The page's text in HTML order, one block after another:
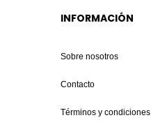
INFORMACIÓN
Sobre nosotros
Contacto
Términos y condiciones